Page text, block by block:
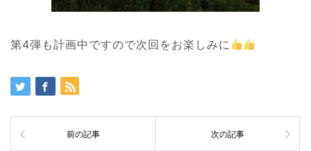
第4弾も計画中ですので次回をお楽しみに
前の記事 次の記事